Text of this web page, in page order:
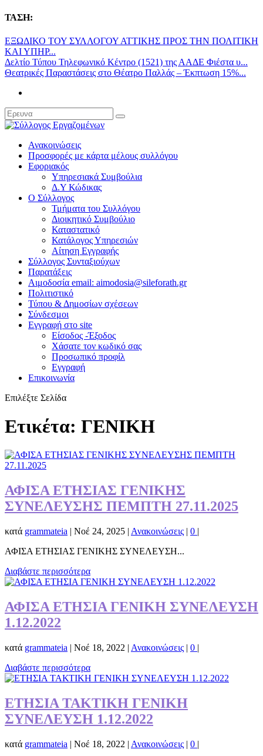
ΤΑΣΗ:
ΕΞΩΔΙΚΟ ΤΟΥ ΣΥΛΛΟΓΟΥ ΑΤΤΙΚΗΣ ΠΡΟΣ ΤΗΝ ΠΟΛΙΤΙΚΗ
ΚΑΙ ΥΠΗΡ...
Δελτίο Τύπου Τηλεφωνικό Κέντρο (1521) της ΑΑΔΕ Φιέστα υ...
Θεατρικές Παραστάσεις στο Θέατρο Παλλάς – Έκπτωση 15%...
Ανακοινώσεις
Προσφορές με κάρτα μέλους συλλόγου
Εφοριακός
Υπηρεσιακά Συμβούλια
Δ.Υ Κώδικας
Ο Σύλλογος
Τμήματα του Συλλόγου
Διοικητικό Συμβούλιο
Καταστατικό
Κατάλογος Υπηρεσιών
Αίτηση Εγγραφής
Σύλλογος Συνταξιούχων
Παρατάξεις
Αιμοδοσία email: aimodosia@sileforath.gr
Πολιτιστικό
Τύπου & Δημοσίων σχέσεων
Σύνδεσμοι
Εγγραφή στο site
Είσοδος -Έξοδος
Χάσατε τον κωδικό σας
Προσωπικό προφίλ
Εγγραφή
Επικοινωνία
Επιλέξτε Σελίδα
Ετικέτα: ΓΕΝΙΚΗ
ΑΦΙΣΑ ΕΤΗΣΙΑΣ ΓΕΝΙΚΗΣ
ΣΥΝΕΛΕΥΣΗΣ ΠΕΜΠΤΗ 27.11.2025
κατά grammateia | Νοέ 24, 2025 | Ανακοινώσεις | 0 |
ΑΦΙΣΑ ΕΤΗΣΙΑΣ ΓΕΝΙΚΗΣ ΣΥΝΕΛΕΥΣΗ...
Διαβάστε περισσότερα
ΑΦΙΣΑ ΕΤΗΣΙΑ ΓΕΝΙΚΗ ΣΥΝΕΛΕΥΣΗ
1.12.2022
κατά grammateia | Νοέ 18, 2022 | Ανακοινώσεις | 0 |
Διαβάστε περισσότερα
ΕΤΗΣΙΑ ΤΑΚΤΙΚΗ ΓΕΝΙΚΗ
ΣΥΝΕΛΕΥΣΗ 1.12.2022
κατά grammateia | Νοέ 18, 2022 | Ανακοινώσεις | 0 |